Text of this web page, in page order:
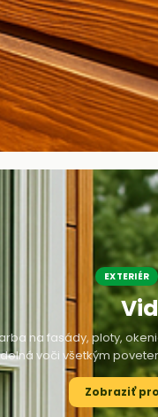
EXTERIÉR
na fasády, ploty,
voči všetkým
Zobraziť